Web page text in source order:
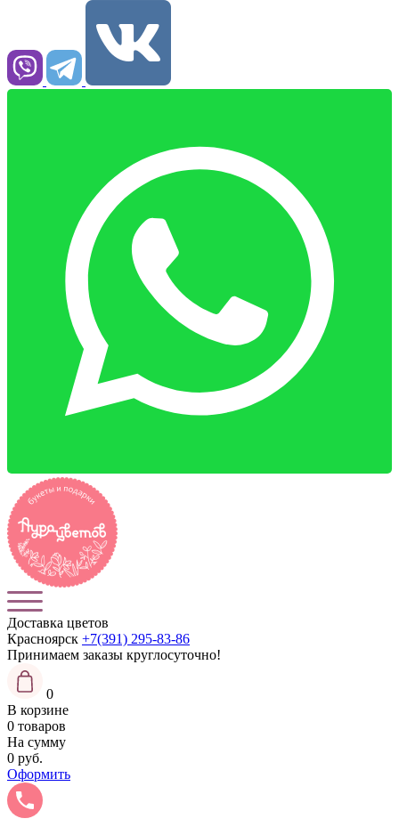
Доставка цветов
Красноярск +7(391) 295-83-86
Принимаем заказы круглосуточно!
0
В корзине
0 товаров
На сумму
0 руб.
Оформить